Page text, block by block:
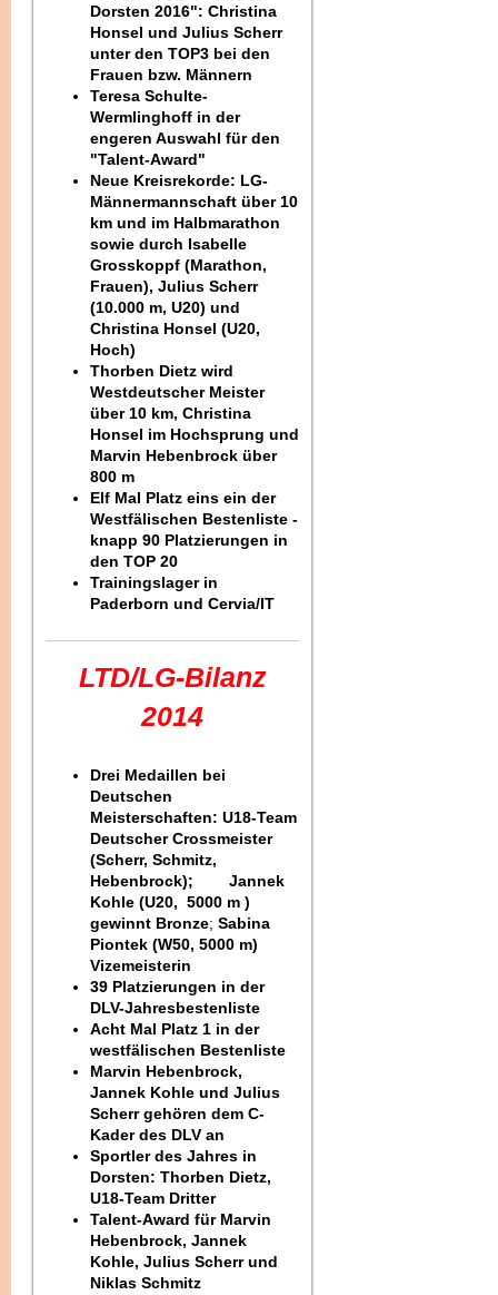
Dorsten 2016": Christina
Honsel und Julius Scherr
unter den TOP3 bei den
Frauen bzw. Männern
Teresa Schulte-
Wermlinghoff in der
engeren Auswahl für den
"Talent-Award"
Neue Kreisrekorde: LG-
Männermannschaft über 10
km und im Halbmarathon
sowie durch Isabelle
Grosskoppf (Marathon,
Frauen), Julius Scherr
(10.000 m, U20) und
Christina Honsel (U20,
Hoch)
Thorben Dietz wird
Westdeutscher Meister
über 10 km, Christina
Honsel im Hochsprung und
Marvin Hebenbrock über
800 m
Elf Mal Platz eins ein der
Westfälischen Bestenliste -
knapp 90 Platzierungen in
den TOP 20
Trainingslager in
Paderborn und Cervia/IT
LTD/LG-Bilanz
2014
Drei Medaillen bei
Deutschen
Meisterschaften: U18-Team
Deutscher Crossmeister
(Scherr, Schmitz,
Hebenbrock); Jannek
Kohle (U20, 5000 m )
gewinnt Bronze; Sabina
Piontek (W50, 5000 m)
Vizemeisterin
39 Platzierungen in der
DLV-Jahresbestenliste
Acht Mal Platz 1 in der
westfälischen Bestenliste
Marvin Hebenbrock,
Jannek Kohle und Julius
Scherr gehören dem C-
Kader des DLV an
Sportler des Jahres in
Dorsten: Thorben Dietz,
U18-Team Dritter
Talent-Award für Marvin
Hebenbrock, Jannek
Kohle, Julius Scherr und
Niklas Schmitz